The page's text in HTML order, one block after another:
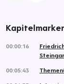
00:00:16
00:05:43